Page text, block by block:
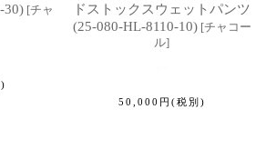
30) [チャ
ドストックスウェットパンツ
(25-080-HL-8110-10) [チャコー
ル]
50,000 円 (税別)